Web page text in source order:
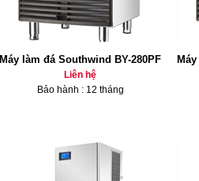
Máy làm đá Southwind BY-280PF
Liên hệ
Bảo hành : 12 tháng